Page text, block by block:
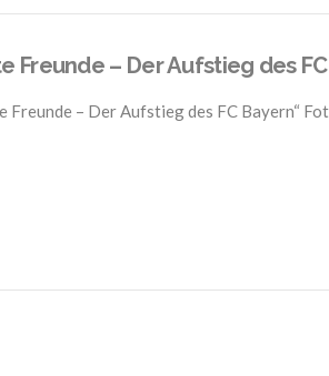
Freunde – Der Aufstieg des
Freunde – Der Aufstieg des FC Bayern“